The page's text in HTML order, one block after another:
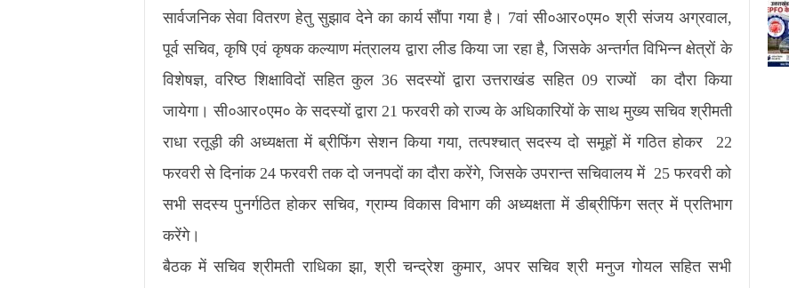
सार्वजनिक सेवा वितरण हेतु सुझाव देने का कार्य सौंपा गया है। 7वां सी०आर०एम० श्री संजय अग्रवाल,
पूर्व सचिव, कृषि एवं कृषक कल्याण मंत्रालय द्वारा लीड किया जा रहा है, जिसके अन्तर्गत विभिन्न क्षेत्रों के
विशेषज्ञ, वरिष्ठ शिक्षाविदों सहित कुल 36 सदस्यों द्वारा उत्तराखंड सहित 09 राज्यों का दौरा किया
जायेगा। सी०आर०एम० के सदस्यों द्वारा 21 फरवरी को राज्य के अधिकारियों के साथ मुख्य सचिव श्रीमती
राधा रतूड़ी की अध्यक्षता में ब्रीफिंग सेशन किया गया, तत्पश्चात् सदस्य दो समूहों में गठित होकर 22
फरवरी से दिनांक 24 फरवरी तक दो जनपदों का दौरा करेंगे, जिसके उपरान्त सचिवालय में 25 फरवरी को
सभी सदस्य पुनर्गठित होकर सचिव, ग्राम्य विकास विभाग की अध्यक्षता में डीब्रीफिंग सत्र में प्रतिभाग
करेंगे।
बैठक में सचिव श्रीमती राधिका झा, श्री चन्द्रेश कुमार, अपर सचिव श्री मनुज गोयल सहित सभी